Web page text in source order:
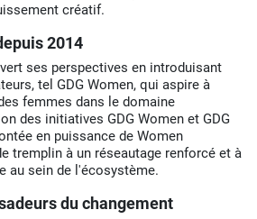
créatif.
2014
ses perspectives en introduisant
tel GDG Women, qui aspire à
femmes dans le domaine
des initiatives GDG Women et GDG
en puissance de Women
tremplin à un réseautage renforcé et à
au sein de l'écosystème.
du changement